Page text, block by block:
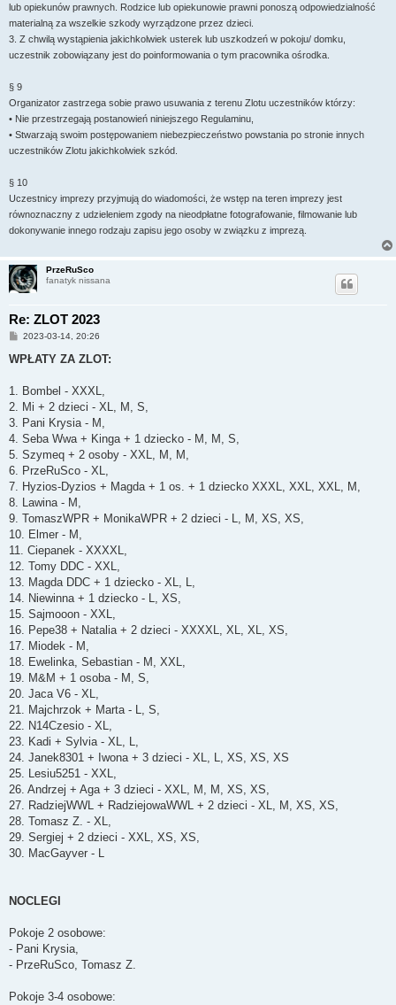
lub opiekunów prawnych. Rodzice lub opiekunowie prawni ponoszą odpowiedzialność
materialną za wszelkie szkody wyrządzone przez dzieci.
3. Z chwilą wystąpienia jakichkolwiek usterek lub uszkodzeń w pokoju/ domku,
uczestnik zobowiązany jest do poinformowania o tym pracownika ośrodka.
§ 9
Organizator zastrzega sobie prawo usuwania z terenu Zlotu uczestników którzy:
• Nie przestrzegają postanowień niniejszego Regulaminu,
• Stwarzają swoim postępowaniem niebezpieczeństwo powstania po stronie innych
uczestników Zlotu jakichkolwiek szkód.
§ 10
Uczestnicy imprezy przyjmują do wiadomości, że wstęp na teren imprezy jest
równoznaczny z udzieleniem zgody na nieodpłatne fotografowanie, filmowanie lub
dokonywanie innego rodzaju zapisu jego osoby w związku z imprezą.
PrzeRuSco
fanatyk nissana
Re: ZLOT 2023
P
s
2023-03-14, 20:26
WPŁATY ZA ZLOT:
1. Bombel - XXXL,
2. Mi + 2 dzieci - XL, M, S,
3. Pani Krysia - M,
4. Seba Wwa + Kinga + 1 dziecko - M, M, S,
5. Szymeq + 2 osoby - XXL, M, M,
6. PrzeRuSco - XL,
7. Hyzios-Dyzios + Magda + 1 os. + 1 dziecko XXXL, XXL, XXL, M,
8. Lawina - M,
9. TomaszWPR + MonikaWPR + 2 dzieci - L, M, XS, XS,
10. Elmer - M,
11. Ciepanek - XXXXL,
12. Tomy DDC - XXL,
13. Magda DDC + 1 dziecko - XL, L,
14. Niewinna + 1 dziecko - L, XS,
15. Sajmooon - XXL,
16. Pepe38 + Natalia + 2 dzieci - XXXXL, XL, XL, XS,
17. Miodek - M,
18. Ewelinka, Sebastian - M, XXL,
19. M&M + 1 osoba - M, S,
20. Jaca V6 - XL,
21. Majchrzok + Marta - L, S,
22. N14Czesio - XL,
23. Kadi + Sylvia - XL, L,
24. Janek8301 + Iwona + 3 dzieci - XL, L, XS, XS, XS
25. Lesiu5251 - XXL,
26. Andrzej + Aga + 3 dzieci - XXL, M, M, XS, XS,
27. RadziejWWL + RadziejowaWWL + 2 dzieci - XL, M, XS, XS,
28. Tomasz Z. - XL,
29. Sergiej + 2 dzieci - XXL, XS, XS,
30. MacGayver - L
NOCLEGI
Pokoje 2 osobowe:
- Pani Krysia,
- PrzeRuSco, Tomasz Z.
Pokoje 3-4 osobowe: